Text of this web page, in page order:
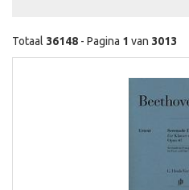
Totaal 36148 - Pagina 1 van 3013